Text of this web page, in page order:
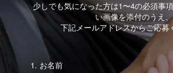
少しでも気になった方は1〜4の必須事
い画像を添付のうえ、
下記メールアドレスからご応募
お名前